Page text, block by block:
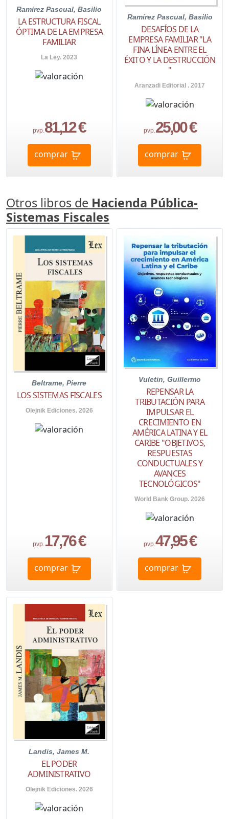
Ramírez Pascual, Basilio
LA ESTRUCTURA FISCAL
ÓPTIMA DE LA EMPRESA
FAMILIAR
La Ley. 2023
pvp.81,12 €
comprar
Ramírez Pascual, Basilio
DESAFÍOS DE LA
EMPRESA FAMILIAR "LA
FINA LÍNEA ENTRE EL
ÉXITO Y LA DESTRUCCIÓN
"
Aranzadi Editorial . 2017
pvp.25,00 €
comprar
Otros libros de Hacienda Pública-
Sistemas Fiscales
Beltrame, Pierre
LOS SISTEMAS FISCALES
Olejnik Ediciones. 2026
pvp. 17,76 €
comprar
Vuletin, Guillermo
REPENSAR LA
TRIBUTACIÓN PARA
IMPULSAR EL
CRECIMIENTO EN
AMÉRICA LATINA Y EL
CARIBE "OBJETIVOS,
RESPUESTAS
CONDUCTUALES Y
AVANCES
TECNOLÓGICOS"
World Bank Group. 2026
pvp. 47,95 €
comprar
Landis, James M.
EL PODER
ADMINISTRATIVO
Olejnik Ediciones. 2026